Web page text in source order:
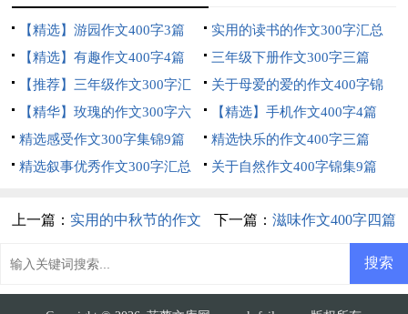
【精选】游园作文400字3篇
实用的读书的作文300字汇总
六篇
【精选】有趣作文400字4篇
三年级下册作文300字三篇
【推荐】三年级作文300字汇
编5篇
关于母爱的爱的作文400字锦
集6篇
【精华】玫瑰的作文300字六
篇
【精选】手机作文400字4篇
精选感受作文300字集锦9篇
精选快乐的作文400字三篇
精选叙事优秀作文300字汇总
关于自然作文400字锦集9篇
上一篇： 实用的中秋节的作文
下一篇： 滋味作文400字四篇